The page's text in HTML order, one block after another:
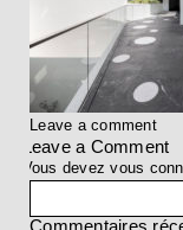
Leave a comment
Leave a Comment
Vous devezvous
Commentaires